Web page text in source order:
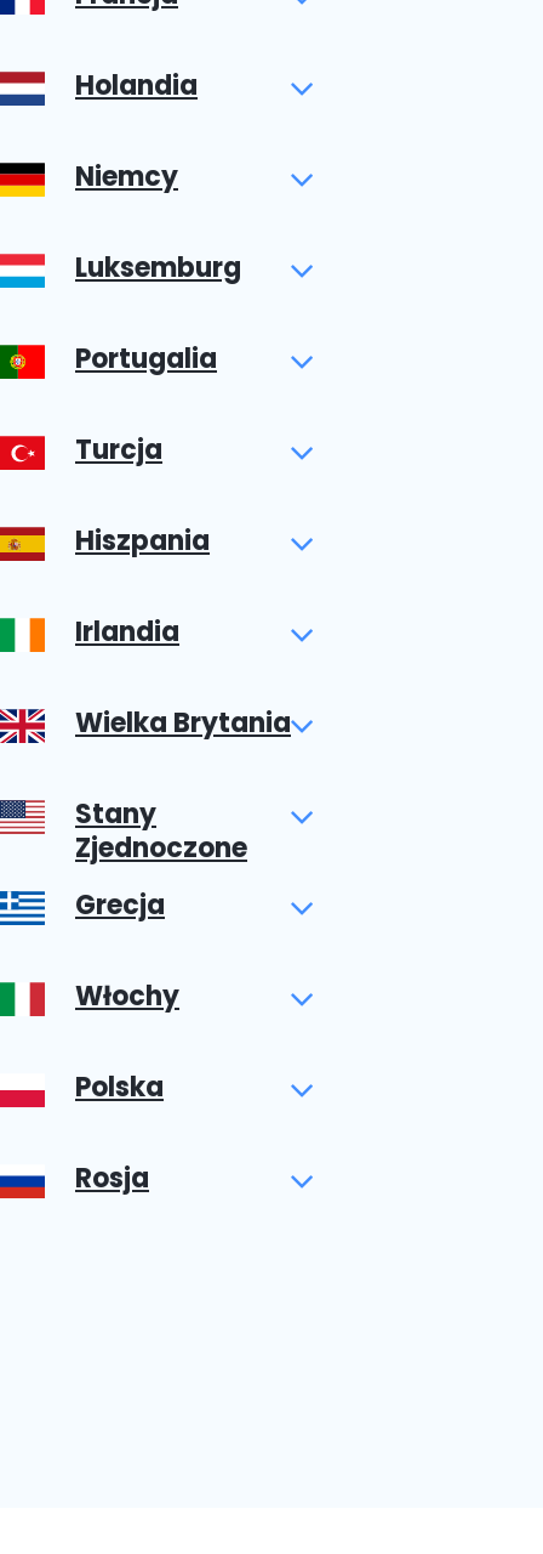
Holandia
Niemcy
Luksemburg
Portugalia
Turcja
Hiszpania
Irlandia
Wielka Brytania
Stany
Zjednoczone
Grecja
Włochy
Polska
Rosja